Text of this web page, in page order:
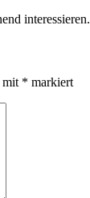
interessieren.
mit * markiert